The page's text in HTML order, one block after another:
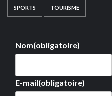
SPORTS TOURISME
Nom(obligatoire)
E-mail(obligatoire)